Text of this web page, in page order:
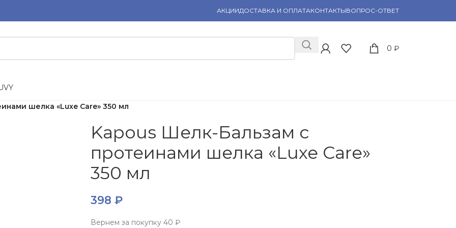
АКЦИИДОСТАВКА И ОПЛАТАКОНТАКТЫВОПРОС-ОТВЕТ
0 ₽
VY
шелка «Luxe Care» 350 мл
Kapous Шелк-Бальзам с
протеинами шелка «Luxe Care»
350 мл
398 ₽
Вернем за покупку40 ₽